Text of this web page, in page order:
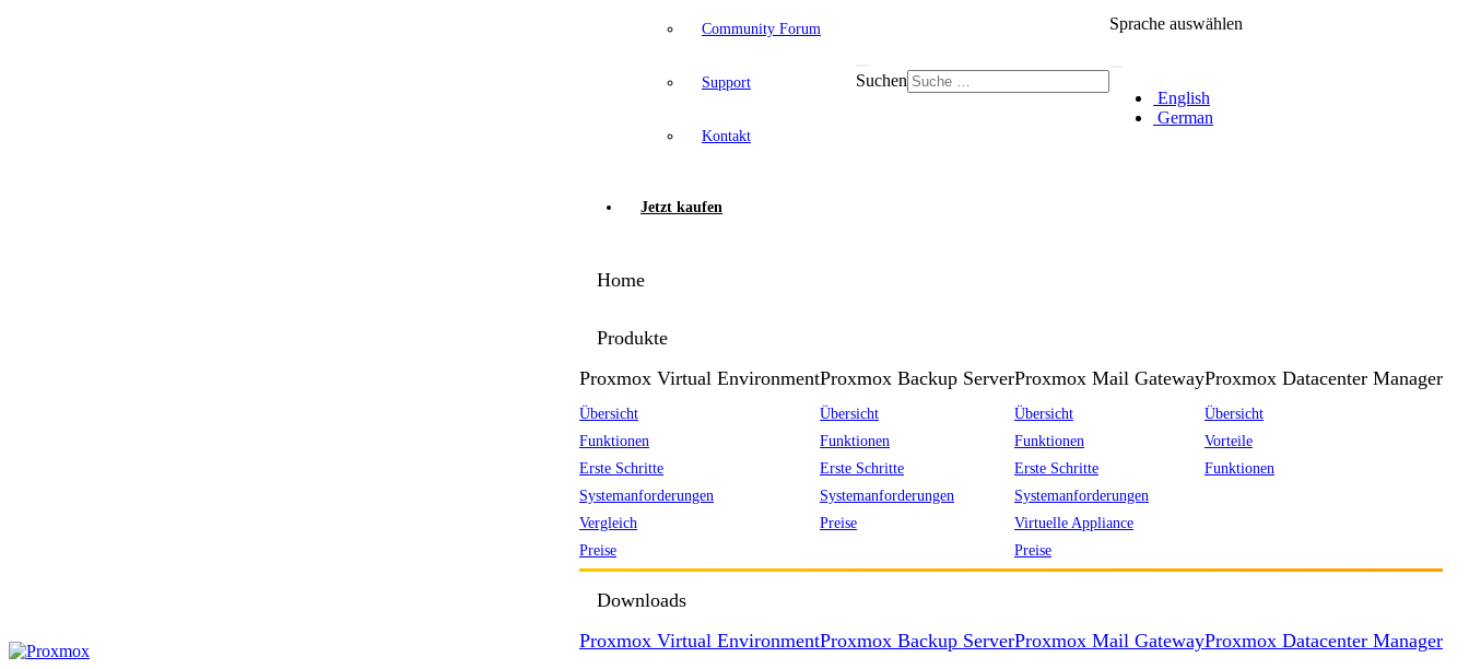
Community Forum
Support
Kontakt
Jetzt kaufen
Suchen
Sprache auswählen
English
German
Home
Produkte
Proxmox Virtual Environment
Übersicht
Funktionen
Erste Schritte
Systemanforderungen
Vergleich
Preise
Proxmox Backup Server
Übersicht
Funktionen
Erste Schritte
Systemanforderungen
Preise
Proxmox Mail Gateway
Übersicht
Funktionen
Erste Schritte
Systemanforderungen
Virtuelle Appliance
Preise
Proxmox Datacenter Manager
Übersicht
Vorteile
Funktionen
Downloads
Proxmox Virtual EnvironmentProxmox Backup ServerProxmox Mail GatewayProxmox Datacenter Manager